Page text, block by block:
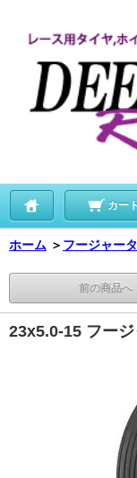
カート
ホーム ＞ フージャー
前の商品へ
23x5.0-15 フー